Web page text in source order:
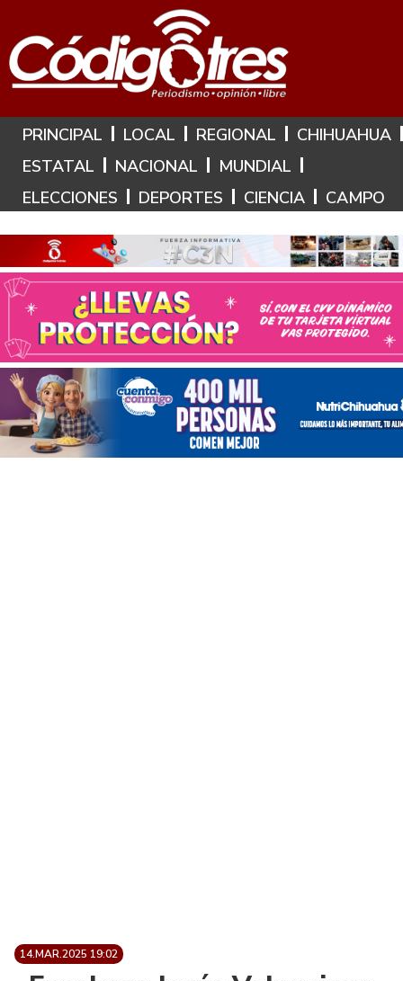
Hoy es: 7 de Agosto de 2026
PRINCIPAL LOCAL REGIONAL
CHIHUAHUA
ESTATAL
NACIONAL
MUNDIAL
ELECCIONES
DEPORTES CIENCIA CAMPO
14.MAR.2025 19:02